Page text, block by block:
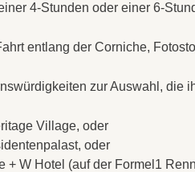
4-Stunden oder einer 6-
entlang der Corniche,
zur Auswahl, die
Village, oder
oder
+ W Hotel (auf der Formel1